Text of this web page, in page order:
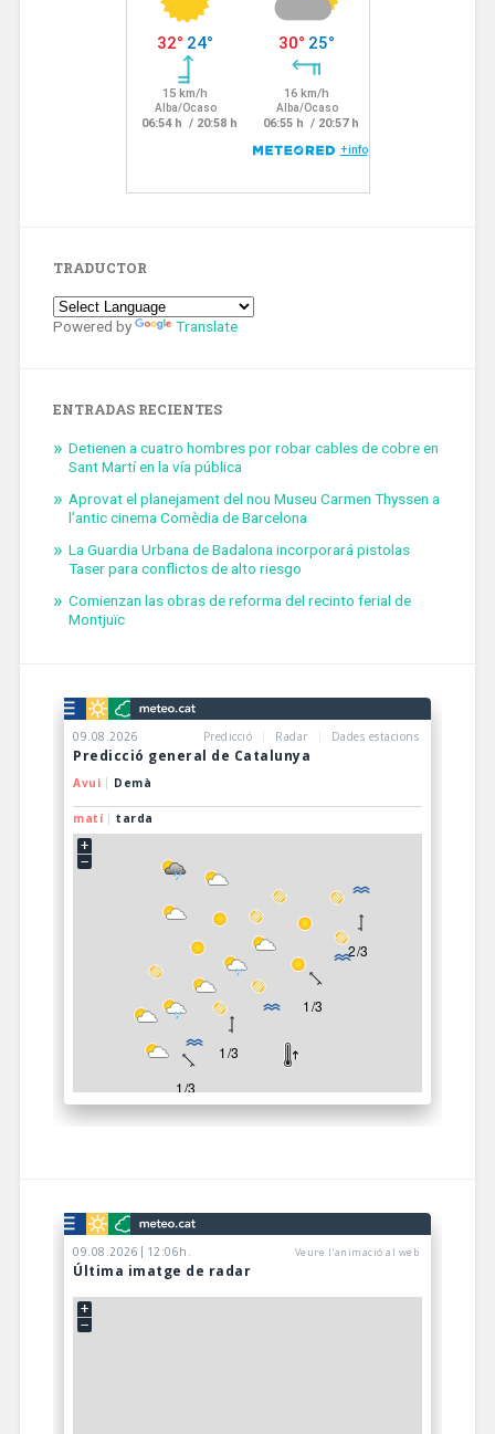
TRADUCTOR
Powered by Translate
ENTRADAS RECIENTES
Detienen a cuatro hombres por robar cables de cobre en
Sant Martí en la vía pública
Aprovat el planejament del nou Museu Carmen Thyssen a
l’antic cinema Comèdia de Barcelona
La Guardia Urbana de Badalona incorporará pistolas
Taser para conflictos de alto riesgo
Comienzan las obras de reforma del recinto ferial de
Montjuïc